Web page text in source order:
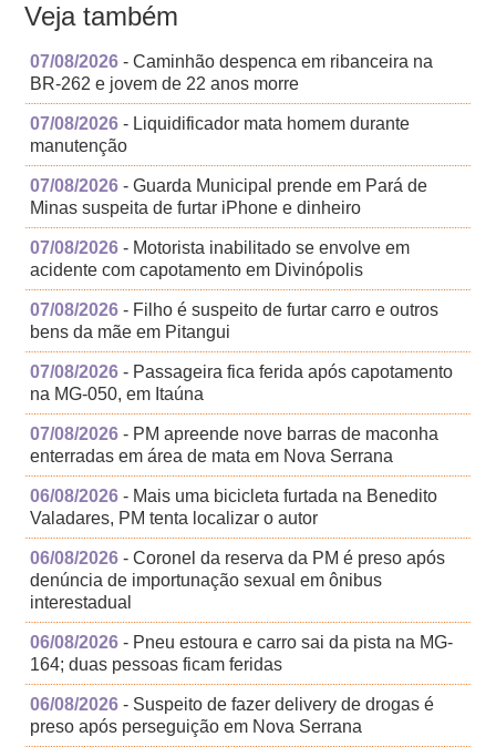
Veja também
07/08/2026 - Caminhão despenca em ribanceira na
BR-262 e jovem de 22 anos morre
07/08/2026 - Liquidificador mata homem durante
manutenção
07/08/2026 - Guarda Municipal prende em Pará de
Minas suspeita de furtar iPhone e dinheiro
07/08/2026 - Motorista inabilitado se envolve em
acidente com capotamento em Divinópolis
07/08/2026 - Filho é suspeito de furtar carro e outros
bens da mãe em Pitangui
07/08/2026 - Passageira fica ferida após capotamento
na MG-050, em Itaúna
07/08/2026 - PM apreende nove barras de maconha
enterradas em área de mata em Nova Serrana
06/08/2026 - Mais uma bicicleta furtada na Benedito
Valadares, PM tenta localizar o autor
06/08/2026 - Coronel da reserva da PM é preso após
denúncia de importunação sexual em ônibus
interestadual
06/08/2026 - Pneu estoura e carro sai da pista na MG-
164; duas pessoas ficam feridas
06/08/2026 - Suspeito de fazer delivery de drogas é
preso após perseguição em Nova Serrana